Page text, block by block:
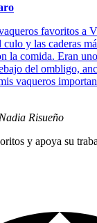
favoritos a
y las caderas
la comida. Eran
del ombligo,
vaqueros
Nadia Risueño
y apoya su